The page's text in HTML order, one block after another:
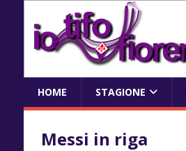
HOME STAGIONE
Messi in riga